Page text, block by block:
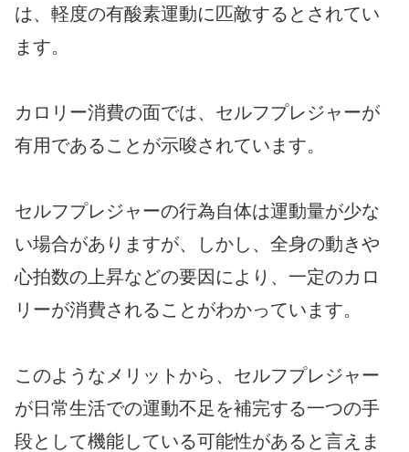
は、軽度の有酸素運動に匹敵するとされてい
ます。
カロリー消費の面では、セルフプレジャーが
有用であることが示唆されています。
セルフプレジャーの行為自体は運動量が少な
い場合がありますが、しかし、全身の動きや
心拍数の上昇などの要因により、一定のカロ
リーが消費されることがわかっています。
このようなメリットから、セルフプレジャー
が日常生活での運動不足を補完する一つの手
段として機能している可能性があると言えま